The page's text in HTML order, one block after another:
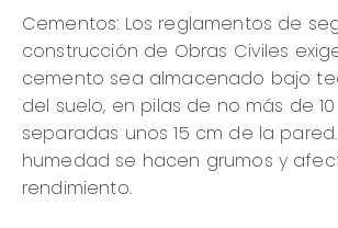
Cementos: Los reglamentos de
construcción de Obras Civiles
cemento sea almacenado bajo
del suelo, en pilas de no más de
separadas unos 15 cm de la
humedad se hacen grumos y
rendimiento.